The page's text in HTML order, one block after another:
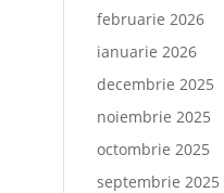
februarie 2026
ianuarie 2026
decembrie 2025
noiembrie 2025
octombrie 2025
septembrie 2025